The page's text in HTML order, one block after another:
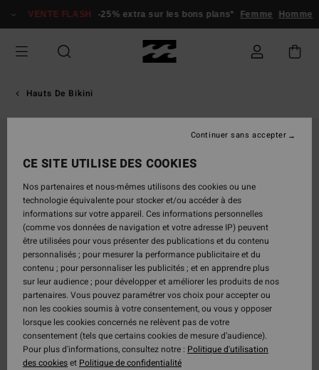
VENTE FLASH -25% extra sur les bons plans* Femme Homme
Hauts De Bikini
CE SITE UTILISE DES COOKIES
Nos partenaires et nous-mêmes utilisons des cookies ou une
technologie équivalente pour stocker et/ou accéder à des
informations sur votre appareil. Ces informations personnelles
(comme vos données de navigation et votre adresse IP) peuvent
être utilisées pour vous présenter des publications et du contenu
personnalisés ; pour mesurer la performance publicitaire et du
contenu ; pour personnaliser les publicités ; et en apprendre plus
sur leur audience ; pour développer et améliorer les produits de nos
partenaires. Vous pouvez paramétrer vos choix pour accepter ou
non les cookies soumis à votre consentement, ou vous y opposer
lorsque les cookies concernés ne relèvent pas de votre
consentement (tels que certains cookies de mesure d’audience).
Pour plus d'informations, consultez notre : Politique d'utilisation
des cookieset Politique de confidentialité
Continuer sans accepter